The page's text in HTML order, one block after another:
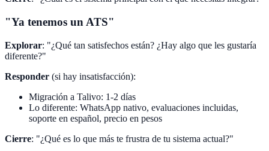
"Ya tenemos un ATS"
Explorar: "¿Qué tan satisfechos están? ¿Hay algo que les gustaría
diferente?"
Responder (si hay insatisfacción):
Migración a Talivo: 1-2 días
Lo diferente: WhatsApp nativo, evaluaciones incluidas,
soporte en español, precio en pesos
Cierre: "¿Qué es lo que más te frustra de tu sistema actual?"